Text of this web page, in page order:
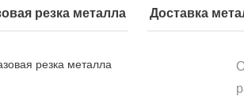
резка металла Доставка